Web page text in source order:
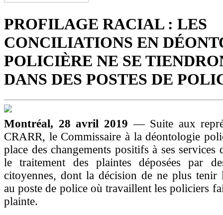
PROFILAGE RACIAL : LES
CONCILIATIONS EN
POLICIÈRE NE SE
DANS DES POSTES DE
Montréal, 28 avril 2019— Suite aux
CRARR, le Commissaire à la déontologie
place des changements positifs à ses
le traitement des plaintes déposées par
citoyennes, dont la décision de ne plus tenir
au poste de police où travaillent les policiers
plainte.